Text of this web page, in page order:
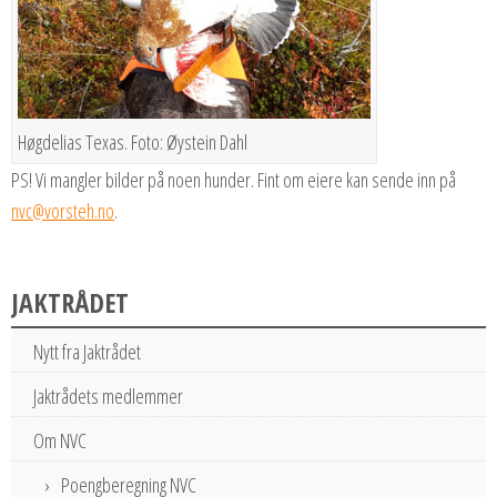
Høgdelias Texas. Foto: Øystein Dahl
PS! Vi mangler bilder på noen hunder. Fint om eiere kan sende inn på
nvc@vorsteh.no.
JAKTRÅDET
Nytt fra Jaktrådet
Jaktrådets medlemmer
Om NVC
Poengberegning NVC